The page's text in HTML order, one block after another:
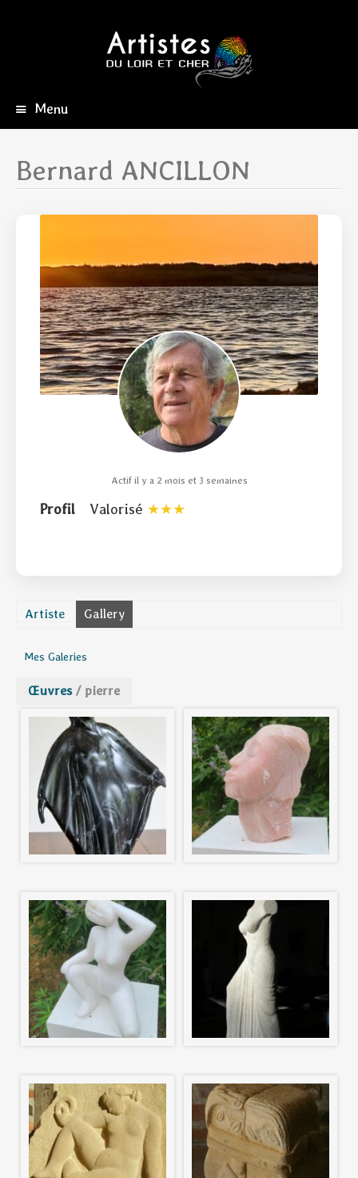
Menu
principal
Bernard ANCILLON
Actif il y a 2 mois et 3 semaines
Profil Valorisé
Artiste Gallery
Mes Galeries
Œuvres / pierre